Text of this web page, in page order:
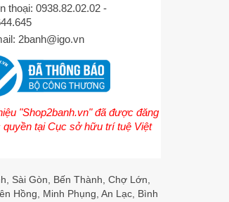
thoại: 0938.82.02.02 -
2banh@igo.vn
"Shop2banh.vn" đã được đăng
quyền tại Cục sở hữu trí tuệ Việt
Sài Gòn, Bến Thành, Chợ Lớn,
Hồng, Minh Phụng, An Lạc, Bình